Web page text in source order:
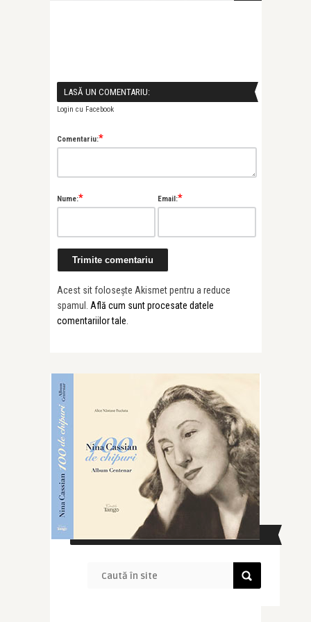
LASĂ UN COMENTARIU:
Login cu Facebook
Comentariu:*
Nume:* Email:*
Acest sit folosește Akismet pentru a reduce
spamul. Află cum sunt procesate datele
comentariilor tale
CAUTĂ ÎN SITE